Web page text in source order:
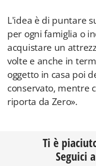
L'idea è di puntare
per ogni famiglia o
acquistare un
volte e anche in
oggetto in casa poi
conservato, mentre
riporta da Zero».
Ti è
Seguici